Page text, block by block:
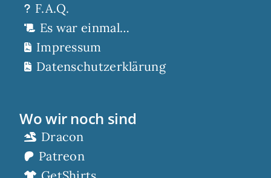
F.A.Q.
Es war einmal…
Impressum
Datenschutzerklärung
Wo wir noch sind
Dracon
Patreon